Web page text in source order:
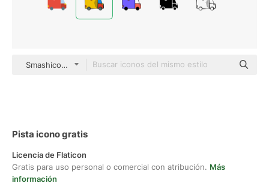
Smashicons color hand-drawn
Pista icono gratis
Licencia de Flaticon
Gratis para uso personal o comercial con atribución. Más
información